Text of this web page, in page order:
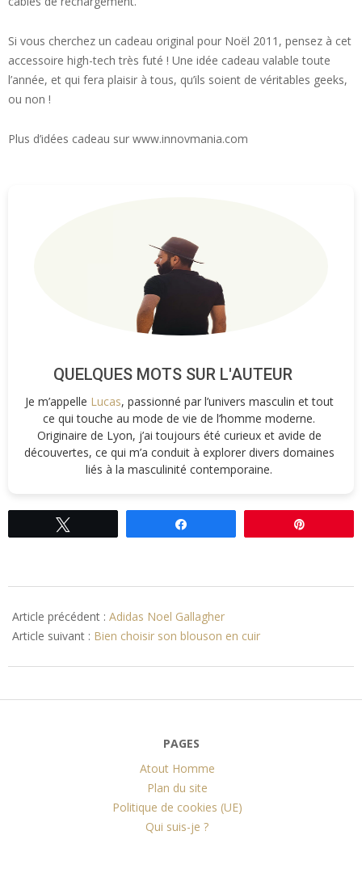
Si vous cherchez un cadeau original pour Noël 2011, pensez à cet
accessoire high-tech très futé ! Une idée cadeau valable toute
l’année, et qui fera plaisir à tous, qu’ils soient de véritables geeks,
ou non !
Plus d’idées cadeau sur www.innovmania.com
QUELQUES MOTS SUR L'AUTEUR
Je m’appelle Lucas, passionné par l’univers masculin et tout
ce qui touche au mode de vie de l’homme moderne.
Originaire de Lyon, j’ai toujours été curieux et avide de
découvertes, ce qui m’a conduit à explorer divers domaines
liés à la masculinité contemporaine.
11-
10
Article précédent : Adidas Noel Gallagher
Article suivant : Bien choisir son blouson en cuir
PAGES
Atout Homme
Plan du site
Politique de cookies (UE)
Qui suis-je ?